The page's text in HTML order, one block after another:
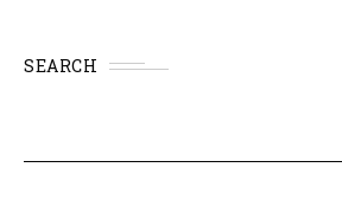
SEARCH